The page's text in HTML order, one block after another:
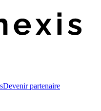
Devenir partenaire